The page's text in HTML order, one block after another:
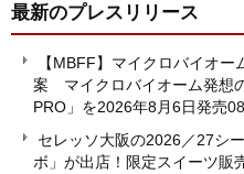
最新のプレスリリース
【MBFF】マイクロバイオ
案 マイクロバイオーム発想
PRO」を2026年8月6日発売
セレッソ大阪の2026／27シ
ボ」が出店！限定スイーツ販